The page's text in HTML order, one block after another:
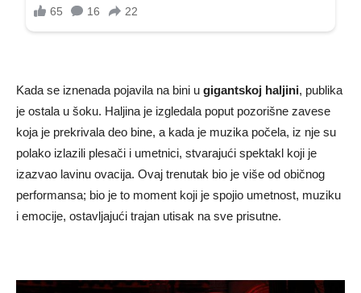
Kada se iznenada pojavila na bini u gigantskoj haljini, publika
je ostala u šoku. Haljina je izgledala poput pozorišne zavese
koja je prekrivala deo bine, a kada je muzika počela, iz nje su
polako izlazili plesači i umetnici, stvarajući spektakl koji je
izazvao lavinu ovacija. Ovaj trenutak bio je više od običnog
performansa; bio je to moment koji je spojio umetnost, muziku
i emocije, ostavljajući trajan utisak na sve prisutne.